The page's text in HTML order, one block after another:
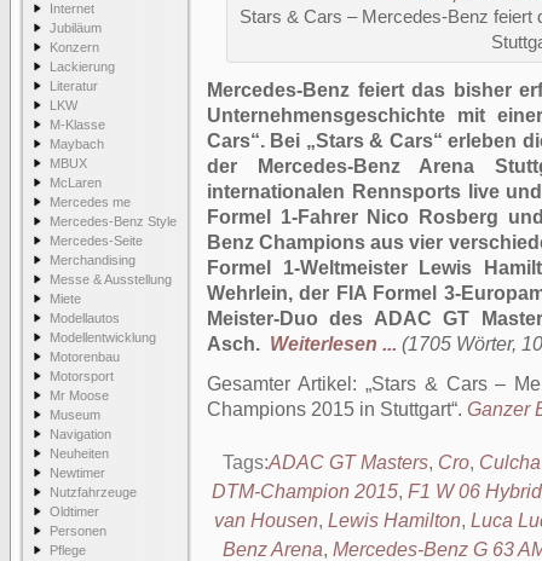
Internet
Jubiläum
Konzern
Lackierung
Literatur
LKW
M-Klasse
Maybach
MBUX
McLaren
Mercedes me
Mercedes-Benz Style
Mercedes-Seite
Merchandising
Messe & Ausstellung
Miete
Modellautos
Modellentwicklung
Motorenbau
Motorsport
Mr Moose
Museum
Navigation
Neuheiten
Newtimer
Nutzfahrzeuge
Oldtimer
Personen
Pflege
Stars & Cars – Mercedes-Benz feiert
Mercedes-Benz feiert das bisher
Unternehmensgeschichte mit
Cars“. Bei „Stars & Cars“ erleben
der Mercedes-Benz Arena
internationalen Rennsports live
Formel 1-Fahrer Nico Rosberg
Benz Champions aus vier
Formel 1-Weltmeister Lewis
Wehrlein, der FIA Formel 3-
Meister-Duo des ADAC GT
Asch. Weiterlesen ... (1705 Wörter,
Gesamter Artikel:
Stars & Cars –
Champions 2015 in Stuttgart . Ganzer
Tags:ADAC GT Masters, Cro,
DTM-Champion 2015, F1 W 06 Hybrid
van Housen, Lewis Hamilton, Luca
Benz Arena, Mercedes-Benz G 63